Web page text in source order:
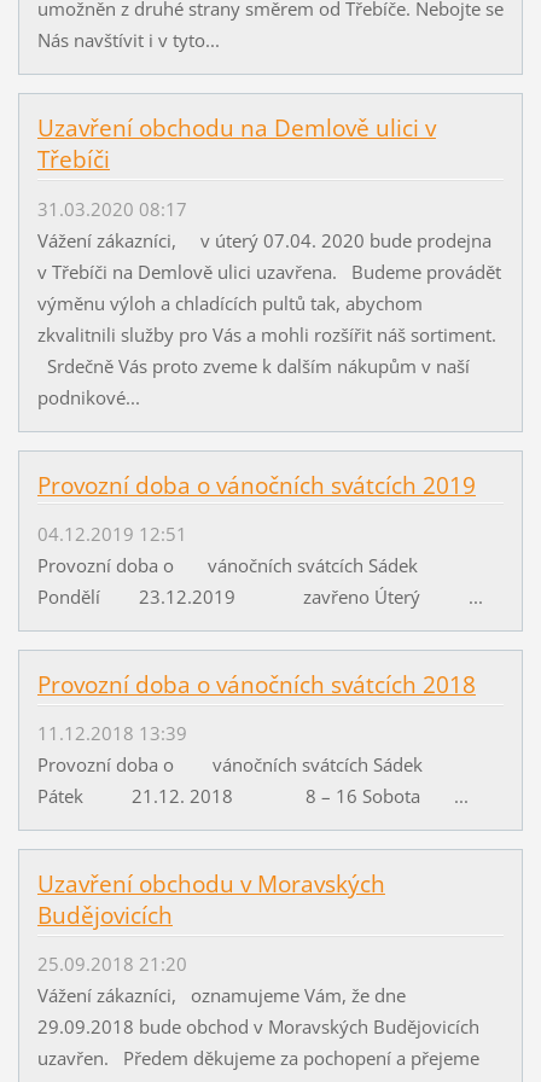
umožněn z druhé strany směrem od Třebíče. Nebojte se
Nás navštívit i v tyto...
Uzavření obchodu na Demlově ulici v
Třebíči
31.03.2020 08:17
Vážení zákazníci, v úterý 07.04. 2020 bude prodejna
v Třebíči na Demlově ulici uzavřena. Budeme provádět
výměnu výloh a chladících pultů tak, abychom
zkvalitnili služby pro Vás a mohli rozšířit náš sortiment.
Srdečně Vás proto zveme k dalším nákupům v naší
podnikové...
Provozní doba o vánočních svátcích 2019
04.12.2019 12:51
Provozní doba o vánočních svátcích Sádek
Pondělí 23.12.2019 zavřeno Úterý ...
Provozní doba o vánočních svátcích 2018
11.12.2018 13:39
Provozní doba o vánočních svátcích Sádek
Pátek 21.12. 2018 8 – 16 Sobota ...
Uzavření obchodu v Moravských
Budějovicích
25.09.2018 21:20
Vážení zákazníci, oznamujeme Vám, že dne
29.09.2018 bude obchod v Moravských Budějovicích
uzavřen. Předem děkujeme za pochopení a přejeme